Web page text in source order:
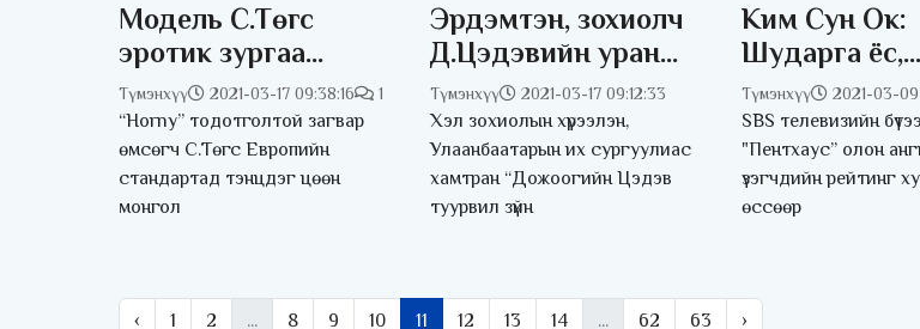
Модель С.Төгс
эротик зургаа
дэлгэв
Түмэнхүү 2021-03-17 09:38:16 1
“Horny” тодотголтой загвар
өмсөгч С.Төгс Европийн
стандартад тэнцдэг цөөн
монгол
Эрдэмтэн, зохиолч
Д.Цэдэвийн уран
бүтээлийн нэгэн
жарныг хэлэлцэнэ
Түмэнхүү 2021-03-17 09:12:33
Хэл зохиолын хүрээлэн,
Улаанбаатарын их сургуулиас
хамтран “Дожоогийн Цэдэв
туурвил зүйн
Ким Сун Ок:
Шударга ёс,
ухамсрыг
тавьж ашиг
сонирхлоо
эрхэмлэдэг
хүмүүсийн
үзэглэсэн
Түмэнхүү 2021-03-09
SBS телевизийн
"Пентхаус” олон
үзэгчдийн рейтинг
өссөөр
‹ 1 2 ... 8 9 10 11 12 13 14 ... 62 63 ›